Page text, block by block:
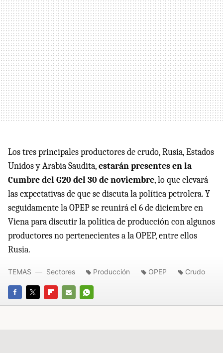
Los tres principales productores de crudo, Rusia, Estados
Unidos y Arabia Saudita,estarán presentes en la
Cumbre del G20 del 30 de noviembre, lo que elevará
las expectativas de que se discuta la política petrolera. Y
seguidamente la OPEP se reunirá el 6 de diciembre en
Viena para discutir la política de producción con algunos
productores no pertenecientes a la OPEP, entre ellos
Rusia.
FACEBOOK
TWITTERFLIPBOARD
E-
WHATSAPP
TEMAS Sectores Producción OPEP Crudo